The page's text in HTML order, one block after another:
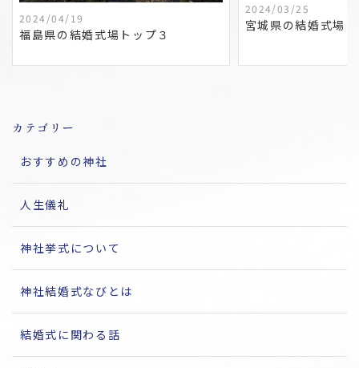
2024/04/19
福島県の結婚式場トップ３
2024/03/25
宮城県の結婚式場
カテゴリー
おすすめの神社
人生儀礼
神社挙式について
神社結婚式なびとは
結婚式に関わる話